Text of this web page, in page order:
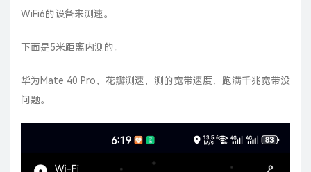
WiFi6的设备来测速。
下面是5米距离内测的。
华为Mate 40 Pro，花瓣测速，测的宽带速度，跑满千兆宽带没
问题。